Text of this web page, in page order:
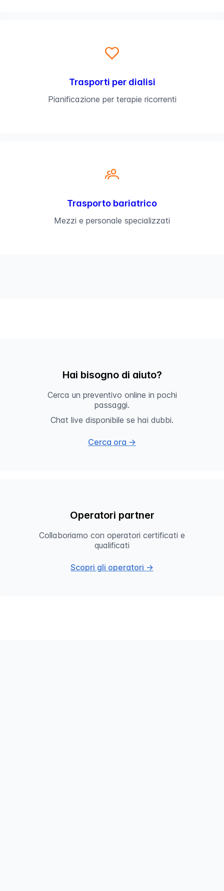
Trasporti per dialisi
Pianificazione per terapie ricorrenti
Trasporto bariatrico
Mezzi e personale specializzati
Hai bisogno di aiuto?
Cerca un preventivo online in pochi
passaggi.
Chat live disponibile se hai dubbi.
Cerca ora →
Operatori partner
Collaboriamo con operatori certificati e
qualificati
Scopri gli operatori →